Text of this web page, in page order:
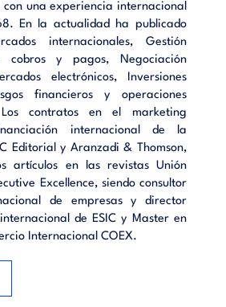
con una experiencia internacional
En la actualidad ha publicado
internacionales, Gestión
cobros y pagos, Negociación
electrónicos, Inversiones
financieros y operaciones
Los contratos en el marketing
internacional de la
Editorial y Aranzadi & Thomson,
artículos en las revistas Unión
Excellence, siendo consultor
de empresas y director
de ESIC y Master en
Internacional COEX.